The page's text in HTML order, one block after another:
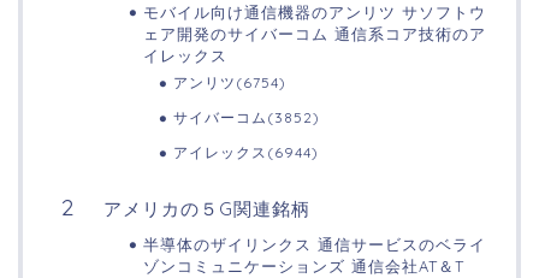
モバイル向け通信機器のアンリツ サソフトウ
ェア開発のサイバーコム 通信系コア技術のア
イレックス
アンリツ(6754)
サイバーコム(3852)
アイレックス(6944)
アメリカの５G関連銘柄
半導体のザイリンクス 通信サービスのベライ
ゾンコミュニケーションズ 通信会社AT＆T